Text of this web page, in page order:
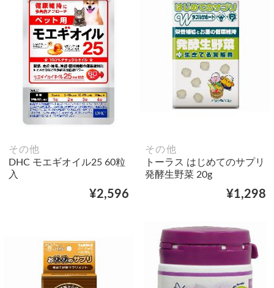
その他
DHC モエギオイル25 60粒
入
¥2,596
その他
トーラス はじめてのサプリ
発酵生野菜 20g
¥1,298